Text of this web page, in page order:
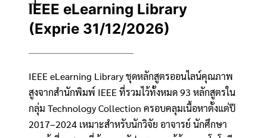
IEEE eLearning Library
(Exprie 31/12/2026)
IEEE eLearning Library ชุดหลักสูตรออนไลน์คุณภาพ
สูงจากสำนักพิมพ์ IEEE ที่รวมไว้ทั้งหมด 93 หลักสูตรใน
กลุ่ม Technology Collection ครอบคลุมเนื้อหาตั้งแต่ปี
2017–2024 เหมาะสำหรับนักวิจัย อาจารย์ นักศึกษา